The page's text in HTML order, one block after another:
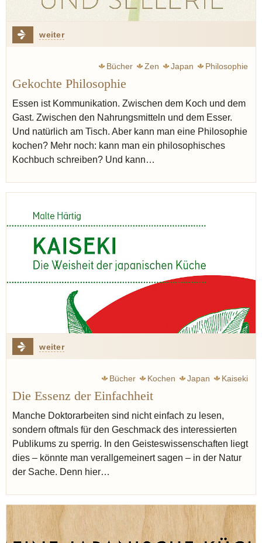
weiter
Bücher Zen Japan Philosophie
Gekochte Philosophie
Essen ist Kommunikation. Zwischen dem Koch und dem
Gast. Zwischen den Nahrungsmitteln und dem Esser.
Und natürlich am Tisch. Aber kann man eine Philosophie
kochen? Mehr noch: kann man ein philosophisches
Kochbuch schreiben? Und kann…
weiter
Bücher Kochen Japan Kaiseki
Die Essenz der Einfachheit
Manche Doktorarbeiten sind nicht einfach zu lesen,
sondern oftmals für den Geschmack des interessierten
Publikums zu sperrig. In den Geisteswissenschaften liegt
dies – könnte man verallgemeinert sagen – in der Natur
der Sache. Denn hier…